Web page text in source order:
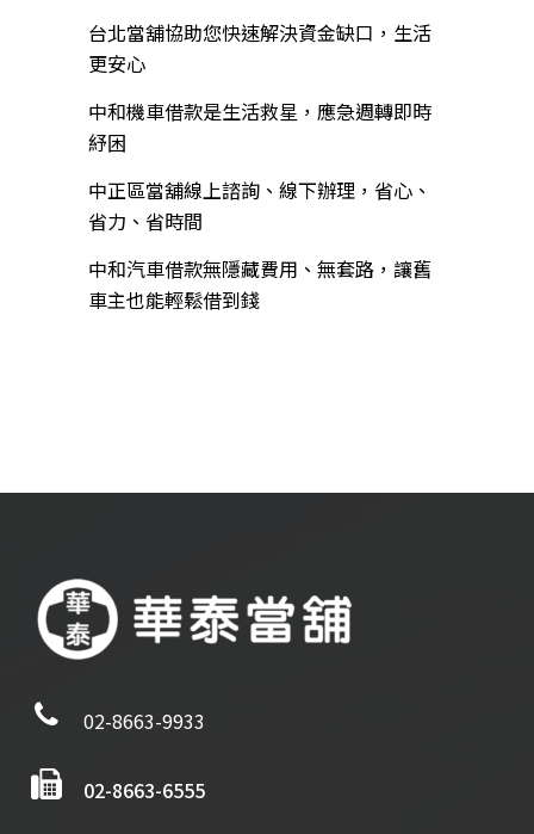
台北當舖協助您快速解決資金缺口，生活
更安心
中和機車借款是生活救星，應急週轉即時
紓困
中正區當舖線上諮詢、線下辦理，省心、
省力、省時間
中和汽車借款無隱藏費用、無套路，讓舊
車主也能輕鬆借到錢
02-8663-9933
02-8663-6555